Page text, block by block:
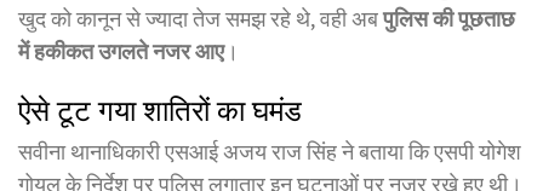
खुद को कानून से ज्यादा तेज समझ रहे थे, वही अबपुलिस की पूछताछ
में हकीकत उगलते नजर आए।
ऐसे टूट गया शातिरों का घमंड
सवीना थानाधिकारी एसआई अजय राज सिंह ने बताया कि एसपी योगेश
गोयल के निर्देश पर पुलिस लगातार इन घटनाओं पर नजर रखे हुए थी।